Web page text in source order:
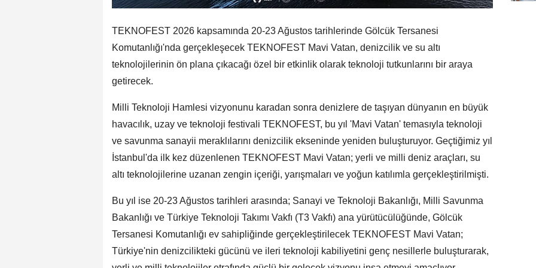
TEKNOFEST 2026 kapsamında 20-23 Ağustos tarihlerinde Gölcük Tersanesi
Komutanlığı'nda gerçekleşecek TEKNOFEST Mavi Vatan, denizcilik ve su altı
teknolojilerinin ön plana çıkacağı özel bir etkinlik olarak teknoloji tutkunlarını bir araya
getirecek.
Milli Teknoloji Hamlesi vizyonunu karadan sonra denizlere de taşıyan dünyanın en büyük
havacılık, uzay ve teknoloji festivali TEKNOFEST, bu yıl 'Mavi Vatan' temasıyla teknoloji
ve savunma sanayii meraklılarını denizcilik ekseninde yeniden buluşturuyor. Geçtiğimiz yıl
İstanbul'da ilk kez düzenlenen TEKNOFEST Mavi Vatan; yerli ve milli deniz araçları, su
altı teknolojilerine uzanan zengin içeriği, yarışmaları ve yoğun katılımla gerçekleştirilmişti.
Bu yıl ise 20-23 Ağustos tarihleri arasında; Sanayi ve Teknoloji Bakanlığı, Milli Savunma
Bakanlığı ve Türkiye Teknoloji Takımı Vakfı (T3 Vakfı) ana yürütücülüğünde, Gölcük
Tersanesi Komutanlığı ev sahipliğinde gerçekleştirilecek TEKNOFEST Mavi Vatan;
Türkiye'nin denizcilikteki gücünü ve ileri teknoloji kabiliyetini genç nesillerle buluşturarak,